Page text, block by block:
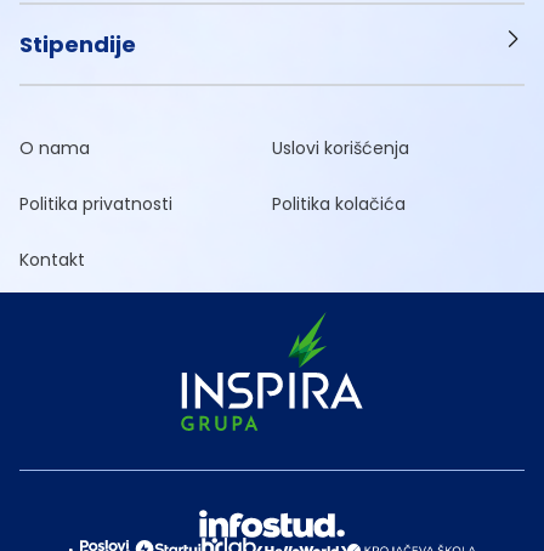
Stipendije
O nama Uslovi korišćenja
Politika privatnosti Politika kolačića
Kontakt